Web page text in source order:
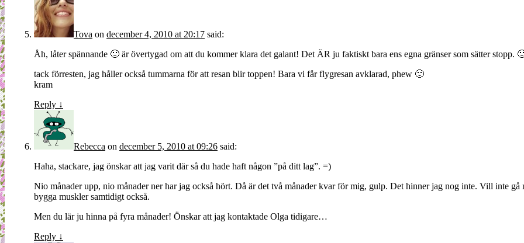
Tova on december 4, 2010 at 20:17 said:
Åh, låter spännande 🙂 är övertygad om att du kommer klara det galant! Det ÄR ju faktiskt bara ens egna gränser som sätter stopp.
tack förresten, jag håller också tummarna för att resan blir toppen! Bara vi får flygresan avklarad, phew 🙂
kram
Reply ↓
Rebecca on december 5, 2010 at 09:26 said:
Haha, stackare, jag önskar att jag varit där så du hade haft någon ”på ditt lag”. =)
Nio månader upp, nio månader ner har jag också hört. Då är det två månader kvar för mig, gulp. Det hinner jag nog inte. Vill inte
bygga muskler samtidigt också.
Men du lär ju hinna på fyra månader! Önskar att jag kontaktade Olga tidigare…
Reply ↓